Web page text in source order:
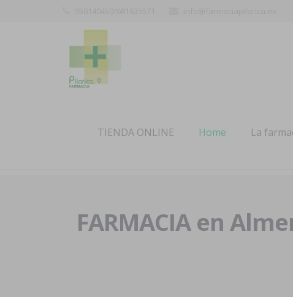
TIENDA ONLINE Home La
FARMACIA en